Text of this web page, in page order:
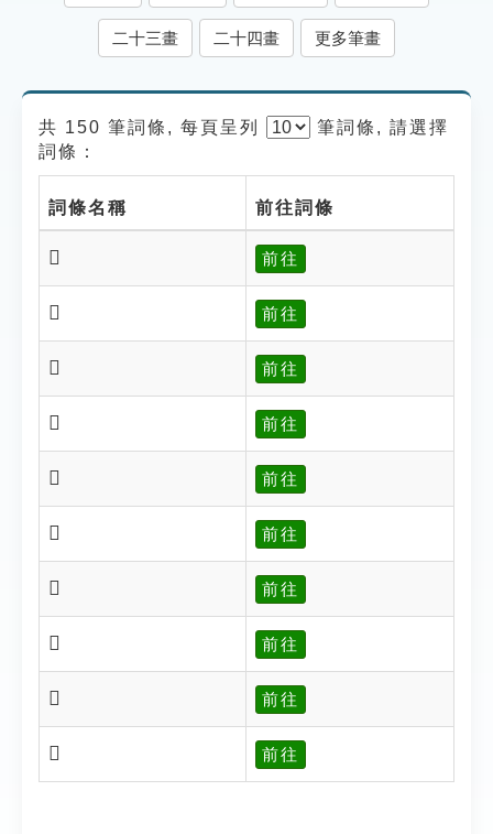
貓頭鷹博士
二十三畫 二十四畫 更多筆畫
共 150 筆詞條, 每頁呈列 筆詞條, 請選擇
詞條：
詞條名稱 前往詞條
𠪔 前往
𠪕 前往
𠪘 前往
𠪙 前往
𠪚 前往
𠪛 前往
𠪜 前往
𠪝 前往
𠪞 前往
𠪟 前往